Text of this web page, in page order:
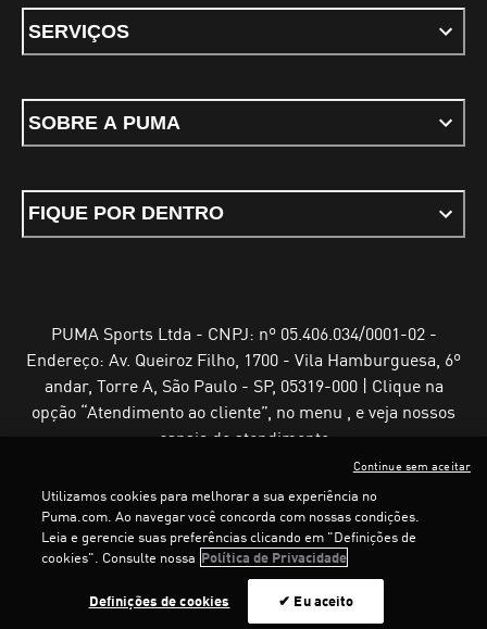
SERVIÇOS
SOBRE A PUMA
FIQUE POR DENTRO
PUMA Sports Ltda - CNPJ: nº 05.406.034/0001-02 -
Endereço: Av. Queiroz Filho, 1700 - Vila Hamburguesa, 6º
andar, Torre A, São Paulo - SP, 05319-000 | Clique na
opção “Atendimento ao cliente”, no menu , e veja nossos
canais de atendimento
Termos e Condições de UsoPolítica de Privacidade
Configurador de cookies
PUMA, 2025. Todos os direitos reservados
Utilizamos cookies para melhorar a sua experiência no
Puma.com. Ao navegar você concorda com nossas condições.
Leia e gerencie suas preferências clicando em "Definições de
cookies". Consulte nossa Política de Privacidade
Definições de cookies ✔ Eu aceito
Continue sem aceitar